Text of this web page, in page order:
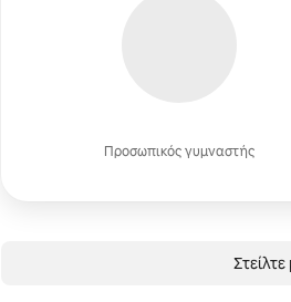
Προσωπικός γυμναστής